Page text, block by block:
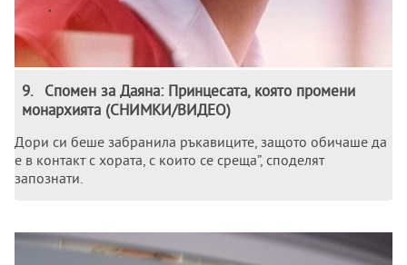
9.
Спомен за Даяна: Принцесата, която промени
монархията (СНИМКИ/ВИДЕО)
Дори си беше забранила ръкавиците, защото обичаше да
е в контакт с хората, с които се среща”, споделят
запознати.